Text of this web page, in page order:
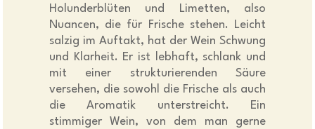
Holunderblüten und Limetten, also
Nuancen, die für Frische stehen. Leicht
salzig im Auftakt, hat der Wein Schwung
und Klarheit. Er ist lebhaft, schlank und
mit einer strukturierenden Säure
versehen, die sowohl die Frische als auch
die Aromatik unterstreicht. Ein
stimmiger Wein, von dem man gerne